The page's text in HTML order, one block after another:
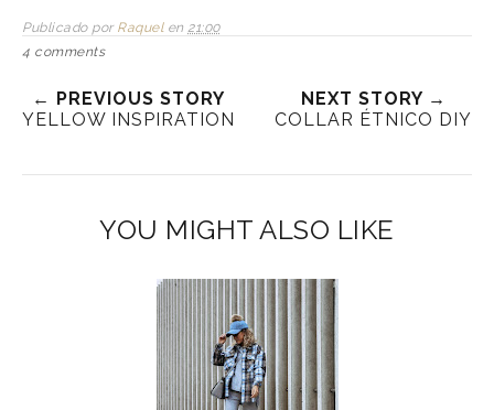
Publicado por Raquel en 21:00
4 comments
← PREVIOUS STORY
YELLOW INSPIRATION
NEXT STORY →
COLLAR ÉTNICO DIY
YOU MIGHT ALSO LIKE